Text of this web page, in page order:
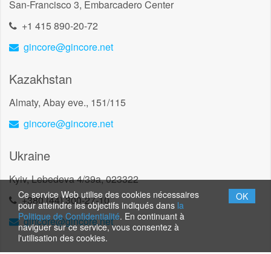
San-Francisco 3, Embarcadero Center
+1 415 890-20-72
gincore@gincore.net
Kazakhstan
Almaty, Abay eve., 151/115
gincore@gincore.net
Ukraine
Kyiv, Lebedeva 4/39a, 023322
+380 (44) 300-27-10
gincore@gincore.net
Ce service Web utilise des cookies nécessaires
pour atteindre les objectifs indiqués dans la
Politique de Confidentialité. En continuant à
naviguer sur ce service, vous consentez à
l'utilisation des cookies.
OK